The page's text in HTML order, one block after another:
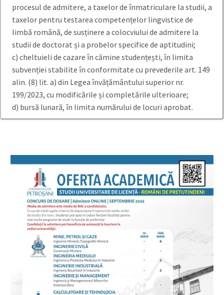
procesul de admitere, a taxelor de înmatriculare la studii, a
taxelor pentru testarea competențelor lingvistice de
limbă română, de susținere a colocviului de admitere la
studii de doctorat și a probelor specifice de aptitudini;
c) cheltuieli de cazare în cămine studențești, în limita
subvenției stabilite în conformitate cu prevederile art. 149
alin. (8) lit. a) din Legea învățământului superior nr.
199/2023, cu modificările și completările ulterioare;
d) bursă lunară, în limita numărului de locuri aprobat.